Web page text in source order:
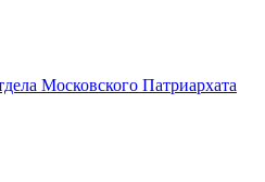
Московского Патриархата